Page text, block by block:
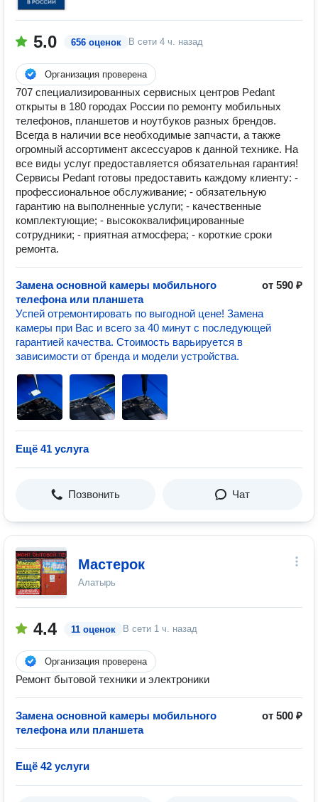
5.0 656 оценок В сети 4 ч. назад
Организация проверена
707 специализированных сервисных центров Pedant
открыты в 180 городах России по ремонту мобильных
телефонов, планшетов и ноутбуков разных брендов.
Всегда в наличии все необходимые запчасти, а также
огромный ассортимент аксессуаров к данной технике. На
все виды услуг предоставляется обязательная гарантия!
Сервисы Pedant готовы предоставить каждому клиенту: -
профессиональное обслуживание; - обязательную
гарантию на выполненные услуги; - качественные
комплектующие; - высококвалифицированные
сотрудники; - приятная атмосфера; - короткие сроки
ремонта.
Замена основной камеры мобильного
телефона или планшета
от 590 ₽
Успей отремонтировать по выгодной цене! Замена
камеры при Вас и всего за 40 минут с последующей
гарантией качества. Стоимость варьируется в
зависимости от бренда и модели устройства.
Ещё 41 услуга
Позвонить Чат
Мастерок
Алатырь
4.4 11 оценок В сети 1 ч. назад
Организация проверена
Ремонт бытовой техники и электроники
Замена основной камеры мобильного
телефона или планшета
от 500 ₽
Ещё 42 услуги